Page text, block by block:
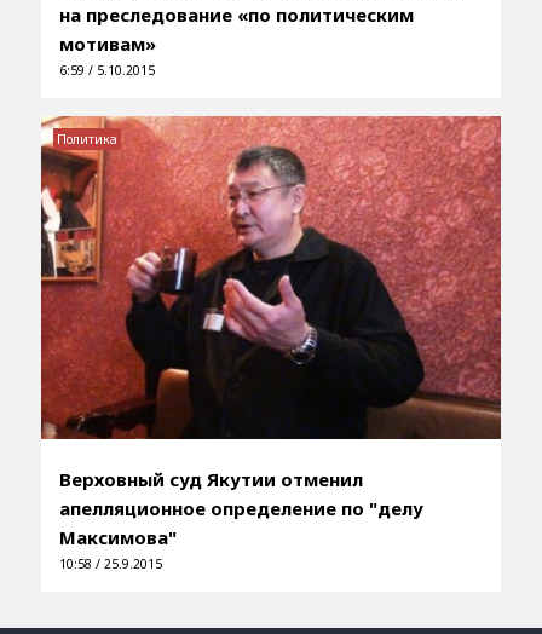
на преследование «по политическим
мотивам»
6:59 / 5.10.2015
Верховный суд Якутии отменил
апелляционное определение по "делу
Максимова"
10:58 / 25.9.2015
Политика